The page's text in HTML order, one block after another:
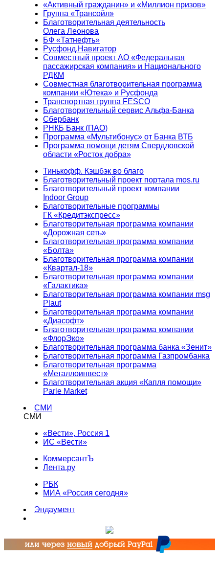
«Активный гражданин» и «Миллион призов»
Группа «Трансойл»
Благотворительная деятельность
Олега Леонова
БФ «Татнефть»
Русфонд.Навигатор
Совместный проект АО «Федеральная
пассажирская компания» и Национального
РДКМ
Совместная благотворительная программа
компании «Ютека» и Русфонда
Транспортная группа FESCO
Благотворительный сервис Альфа-Банка
Сбербанк
РНКБ Банк (ПАО)
Программа «Мультибонус» от Банка ВТБ
Программа помощи детям Свердловской
области «Росток добра»
Тинькофф. Кэшбэк во благо
Благотворительный проект портала mos.ru
Благотворительный проект компании
Indoor Group
Благотворительные программы
ГК «Кредитэкспресс»
Благотворительная программа компании
«Дорожная сеть»
Благотворительная программа компании
«Болта»
Благотворительная программа компании
«Квартал-18»
Благотворительная программа компании
«Галактика»
Благотворительная программа компании msg
Plaut
Благотворительная программа компании
«Диасофт»
Благотворительная программа компании
«ФлорЭко»
Благотворительная программа банка «Зенит»
Благотворительная программа Газпромбанка
Благотворительная программа
«Металлоинвест»
Благотворительная акция «Капля помощи»
Parle Market
СМИ
СМИ
«Вести», Россия 1
ИС «Вести»
КоммерсантЪ
Лента.ру
РБК
МИА «Россия сегодня»
Эндаумент